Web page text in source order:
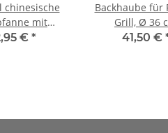
chinesische
mit
Ø 30 cm
€ *
Backhaube für
Grill, Ø 36
41,50 €